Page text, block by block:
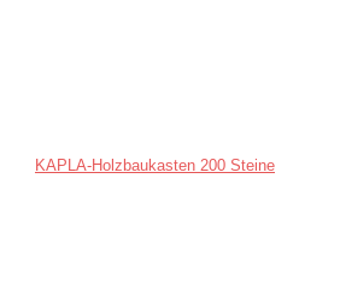
KAPLA-Holzbaukasten 200 Steine